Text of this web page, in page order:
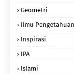
Geometri
Ilmu Pengetahuan
Inspirasi
IPA
Islami